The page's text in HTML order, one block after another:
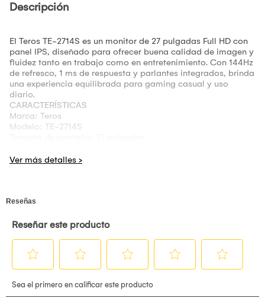
Descripción
El Teros TE-2714S es un monitor de 27 pulgadas Full HD con
panel IPS, diseñado para ofrecer buena calidad de imagen y
fluidez tanto en trabajo como en entretenimiento. Con 144Hz
de refresco, 1 ms de respuesta y parlantes integrados, brinda
una experiencia equilibrada para gaming casual y uso
diario.
CARACTERÍSTICAS
Marca: Teros
Modelo: TE-2714S
Tipo de panel: IPS
Conectividad: HDMI y DisplayPort
Uso recomendado: oficina, multimedia y gaming casual